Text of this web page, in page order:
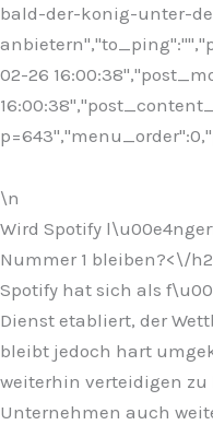
bald-der-konig-unter-
02-26
\n
Wird Spotify
Nummer 1 bleiben?<\/
Spotify hat sich als
Dienst etabliert, der
bleibt jedoch hart
weiterhin verteidigen
Unternehmen auch